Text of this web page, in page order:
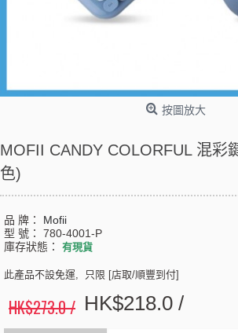
按圖放大
MOFII CANDY COLORFUL 混彩
色)
品 牌： Mofii
型 號： 780-4001-P
庫存狀態： 有現貨
此產品不設免運, 只限 [店取/順豐到付]
HK$273.0 / HK$218.0 /